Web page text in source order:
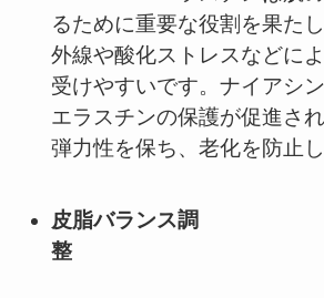
るために重要な役割を果た
外線や酸化ストレスなどに
受けやすいです。ナイアシ
エラスチンの保護が促進さ
弾力性を保ち、老化を防止し
皮脂バランス調
整